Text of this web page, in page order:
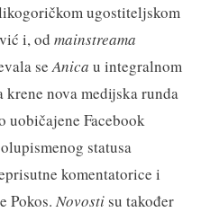
ugostiteljskom
i, od mainstreama
seAnica u integralnom
nova medijska runda
uobičajene Facebook
statusa
komentatorice i
Pokos. Novostisu također